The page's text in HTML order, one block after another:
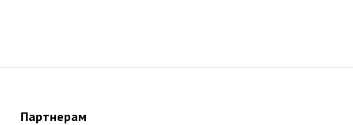
Партнерам